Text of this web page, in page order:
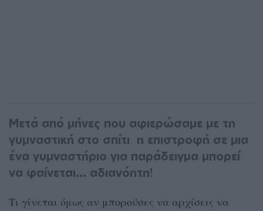
Mετά από μήνες που αφιερώσαμε με τη
γυμναστική στο σπίτι η επιστροφή σε μια
ένα γυμναστήριο για παράδειγμα μπορεί
να φαίνεται... αδιανόητη!
Τι γίνεται όμως αν μπορούσες να αρχίσεις να